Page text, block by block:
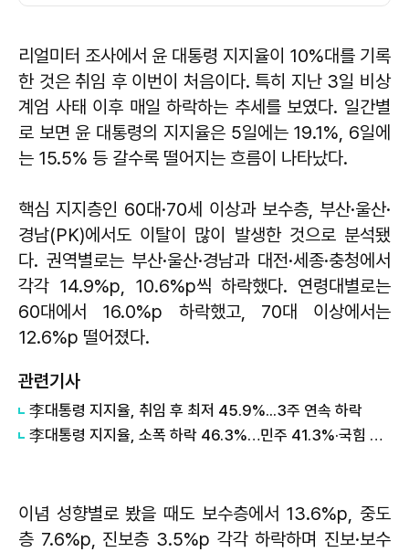
리얼미터 조사에서 윤 대통령 지지율이 10%대를 기록
한 것은 취임 후 이번이 처음이다. 특히 지난 3일 비상
계엄 사태 이후 매일 하락하는 추세를 보였다. 일간별
로 보면 윤 대통령의 지지율은 5일에는 19.1%, 6일에
는 15.5% 등 갈수록 떨어지는 흐름이 나타났다.
핵심 지지층인 60대·70세 이상과 보수층, 부산·울산·
경남(PK)에서도 이탈이 많이 발생한 것으로 분석됐
다. 권역별로는 부산·울산·경남과 대전·세종·충청에서
각각 14.9%p, 10.6%p씩 하락했다. 연령대별로는
60대에서 16.0%p 하락했고, 70대 이상에서는
12.6%p 떨어졌다.
관련기사
李대통령 지지율, 취임 후 최저 45.9%...3주 연속 하락
李대통령 지지율, 소폭 하락 46.3%…민주 41.3%·국힘 40.6%
이념 성향별로 봤을 때도 보수층에서 13.6%p, 중도
층 7.6%p, 진보층 3.5%p 각각 하락하며 진보·보수